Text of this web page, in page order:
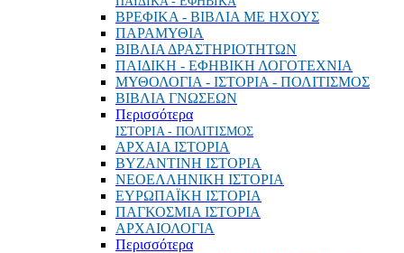
ΒΡΕΦΙΚΑ - ΒΙΒΛΙΑ ΜΕ ΗΧΟΥΣ
ΠΑΡΑΜΥΘΙΑ
ΒΙΒΛΙΑ ΔΡΑΣΤΗΡΙΟΤΗΤΩΝ
ΠΑΙΔΙΚΗ - ΕΦΗΒΙΚΗ ΛΟΓΟΤΕΧΝΙΑ
ΜΥΘΟΛΟΓΙΑ - ΙΣΤΟΡΙΑ - ΠΟΛΙΤΙΣΜΟΣ
ΒΙΒΛΙΑ ΓΝΩΣΕΩΝ
Περισσότερα
ΙΣΤΟΡΙΑ - ΠΟΛΙΤΙΣΜΟΣ
ΑΡΧΑΙΑ ΙΣΤΟΡΙΑ
ΒΥΖΑΝΤΙΝΗ ΙΣΤΟΡΙΑ
ΝΕΟΕΛΛΗΝΙΚΗ ΙΣΤΟΡΙΑ
ΕΥΡΩΠΑΪΚΗ ΙΣΤΟΡΙΑ
ΠΑΓΚΟΣΜΙΑ ΙΣΤΟΡΙΑ
ΑΡΧΑΙΟΛΟΓΙΑ
Περισσότερα